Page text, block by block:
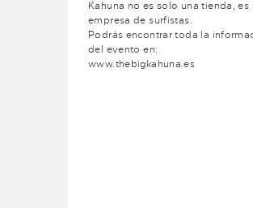
Kahuna no es solo una tienda, es
empresa de surfistas.
Podrás encontrar toda la
del evento en:
www.thebigkahuna.es